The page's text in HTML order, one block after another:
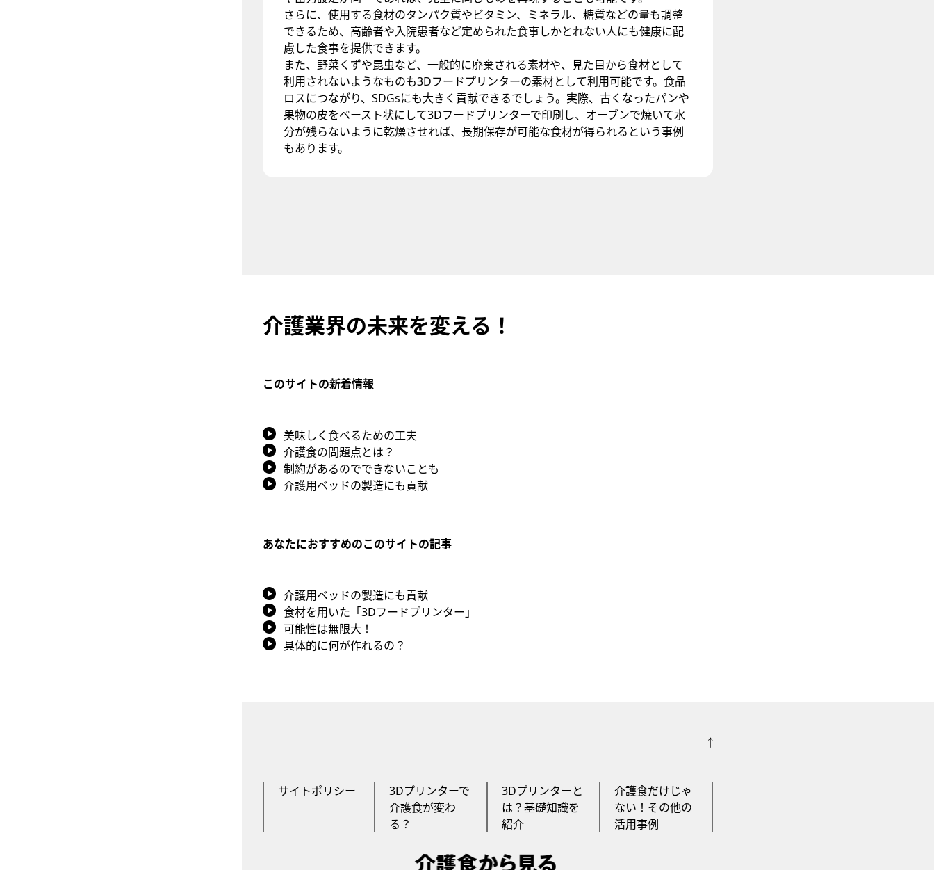
さらに、使用する食材のタンパク質やビタミン、ミネラル、糖質などの量も調整
できるため、高齢者や入院患者など定められた食事しかとれない人にも健康に配
慮した食事を提供できます。
また、野菜くずや昆虫など、一般的に廃棄される素材や、見た目から食材として
利用されないようなものも3Dフードプリンターの素材として利用可能です。食品
ロスにつながり、SDGsにも大きく貢献できるでしょう。実際、古くなったパンや
果物の皮をペースト状にして3Dフードプリンターで印刷し、オーブンで焼いて水
分が残らないように乾燥させれば、長期保存が可能な食材が得られるという事例
もあります。
介護業界の未来を変える！
このサイトの新着情報
美味しく食べるための工夫
介護食の問題点とは？
制約があるのでできないことも
介護用ベッドの製造にも貢献
あなたにおすすめのこのサイトの記事
介護用ベッドの製造にも貢献
食材を用いた「3Dフードプリンター」
可能性は無限大！
具体的に何が作れるの？
サイトポリシー
3Dプリンターで
介護食が変わ
る？
3Dプリンターと
は？基礎知識を
紹介
介護食だけじゃ
ない！その他の
活用事例